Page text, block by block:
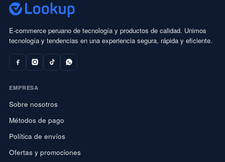
E-commerce peruano de tecnología y productos de calidad. Unimos
tecnología y tendencias en una experiencia segura, rápida y eficiente.
EMPRESA
Sobre nosotros
Métodos de pago
Política de envíos
Ofertas y promociones